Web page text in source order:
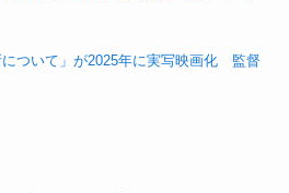
ついて」が2025年に実写映画化 監督